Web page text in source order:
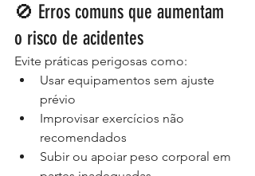
🚫 Erros comuns que aumentam
o risco de acidentes
Evite práticas perigosas como:
Usar equipamentos sem ajuste
prévio
Improvisar exercícios não
recomendados
Subir ou apoiar peso corporal em